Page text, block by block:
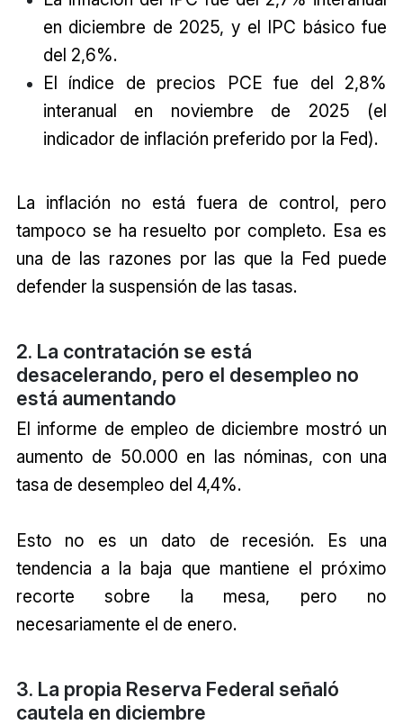
en diciembre de 2025, y el IPC básico fue
del 2,6%.
El índice de precios PCE fue del 2,8%
interanual en noviembre de 2025 (el
indicador de inflación preferido por la Fed).
La inflación no está fuera de control, pero
tampoco se ha resuelto por completo. Esa es
una de las razones por las que la Fed puede
defender la suspensión de las tasas.
2. La contratación se está
desacelerando, pero el desempleo no
está aumentando
El informe de empleo de diciembre mostró un
aumento de 50.000 en las nóminas, con una
tasa de desempleo del 4,4%.
Esto no es un dato de recesión. Es una
tendencia a la baja que mantiene el próximo
recorte sobre la mesa, pero no
necesariamente el de enero.
3. La propia Reserva Federal señaló
cautela en diciembre